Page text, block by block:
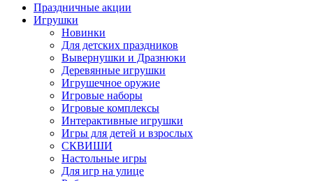
Праздничные акции
Игрушки
Новинки
Для детских праздников
Вывернушки и Дразнюки
Деревянные игрушки
Игрушечное оружие
Игровые наборы
Игровые комплексы
Интерактивные игрушки
Игры для детей и взрослых
СКВИШИ
Настольные игры
Для игр на улице